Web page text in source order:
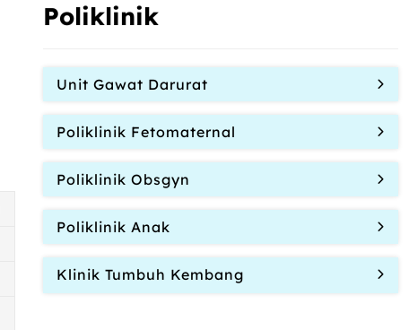
Poliklinik
Unit Gawat Darurat
Poliklinik Fetomaternal
Poliklinik Obsgyn
Poliklinik Anak
Klinik Tumbuh Kembang